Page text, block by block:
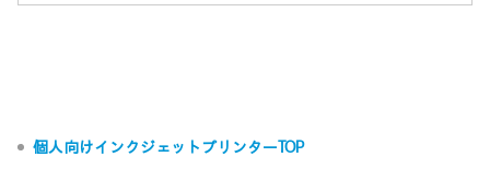
個人向けインクジェットプリンターTOP